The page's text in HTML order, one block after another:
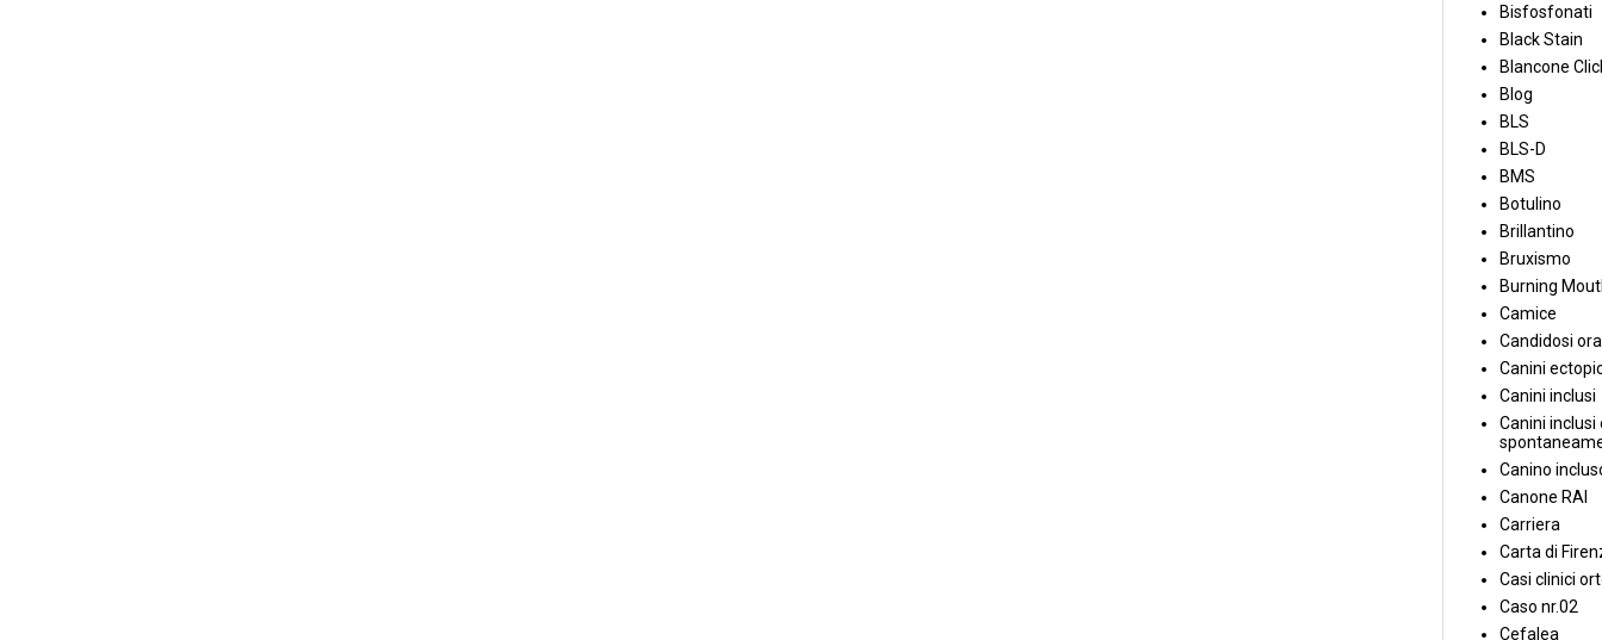
Bisfosfonati
Black Stain
Blancone
Blog
BLS
BLS-D
BMS
Botulino
Brillantino
Bruxismo
Burning
Camice
Candidosi
Canini
Canini inclusi
Canini inclusi
Canino
Canone RAI
Carriera
Carta di
Casi clinici
Caso nr.02
Cefalea